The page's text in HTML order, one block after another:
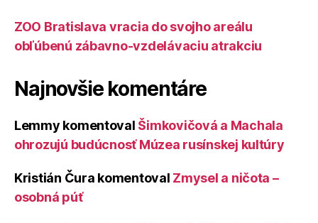
ZOO Bratislava vracia do svojho areálu
obľúbenú zábavno-vzdelávaciu atrakciu
Najnovšie komentáre
Lemmy komentoval Šimkovičová a Machala
ohrozujú budúcnosť Múzea rusínskej kultúry
Kristián Čura komentoval Zmysel a ničota –
osobná púť